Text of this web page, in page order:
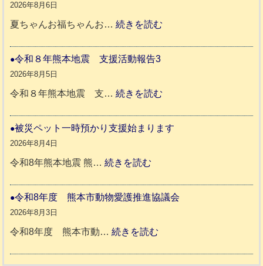
リ
ッ
さ
ん
2026年8月6日
夏ちゃんお福ちゃんお…続きを読む
ト
人
ホ
日
令和８年熊本地震 支援活動報告3
2026年8月5日
令和８年熊本地震 支…続きを読む
和
本
支
被災ペット一時預かり支援始まります
2026年8月4日
令和8年熊本地震 熊…続きを読む
災
ッ
令和8年度 熊本市動物愛護推進協議会
2026年8月3日
令和8年度 熊本市動…続きを読む